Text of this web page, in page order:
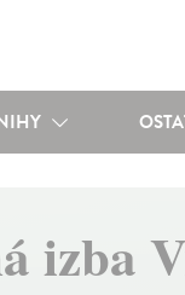
izba